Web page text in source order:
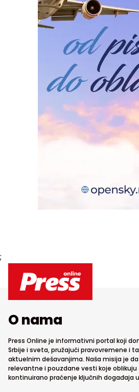
;
O nama
Press Online je informativni portal koji
Srbije i sveta, pružajući pravovremene i
aktuelnim dešavanjima. Naša misija je
relevantne i pouzdane vesti koje oblikuju
kontinuirano praćenje ključnih događaja